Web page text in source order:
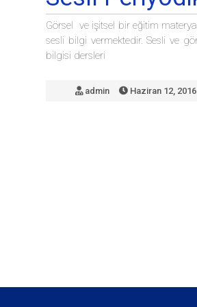
Görsel ve işitsel bir eğitim
sesli bilgi vermektedir. Sesli ve
bilgisi dersleri
admin Haziran 12, 2016